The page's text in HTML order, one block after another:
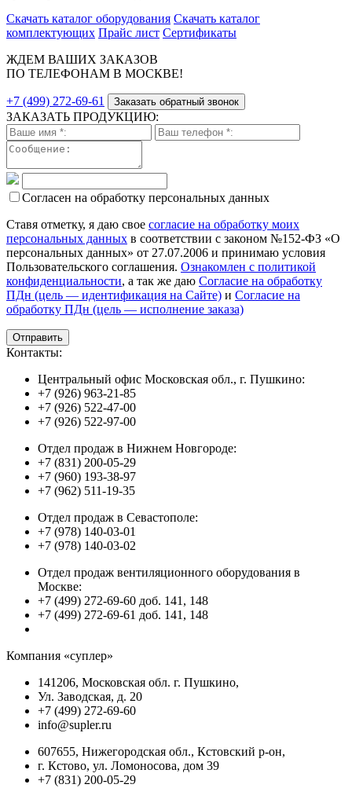
Скачать каталог оборудования Скачать каталог
комплектующих Прайс лист Сертификаты
ЖДЕМ ВАШИХ ЗАКАЗОВ
ПО ТЕЛЕФОНАМ В МОСКВЕ!
+7 (499) 272-69-61 Заказать обратный звонок
ЗАКАЗАТЬ ПРОДУКЦИЮ:
Согласен на обработку персональных данных
Ставя отметку, я даю свое согласие на обработку моих
персональных данных в соответствии с законом №152-ФЗ «О
персональных данных» от 27.07.2006 и принимаю условия
Пользовательского соглашения. Ознакомлен с политикой
конфиденциальности, а так же даю Согласие на обработку
ПДн (цель — идентификация на Сайте) и Согласие на
обработку ПДн (цель — исполнение заказа)
Контакты:
Центральный офис Московская обл., г. Пушкино:
+7 (926) 963-21-85
+7 (926) 522-47-00
+7 (926) 522-97-00
Отдел продаж в Нижнем Новгороде:
+7 (831) 200-05-29
+7 (960) 193-38-97
+7 (962) 511-19-35
Отдел продаж в Севастополе:
+7 (978) 140-03-01
+7 (978) 140-03-02
Отдел продаж вентиляционного оборудования в
Москве:
+7 (499) 272-69-60 доб. 141, 148
+7 (499) 272-69-61 доб. 141, 148
Компания «суплер»
141206, Московская обл. г. Пушкино,
Ул. Заводская, д. 20
+7 (499) 272-69-60
info@supler.ru
607655, Нижегородская обл., Кстовский р-он,
г. Кстово, ул. Ломоносова, дом 39
+7 (831) 200-05-29